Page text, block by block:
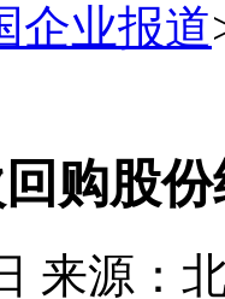
企业报道
购股
来源：